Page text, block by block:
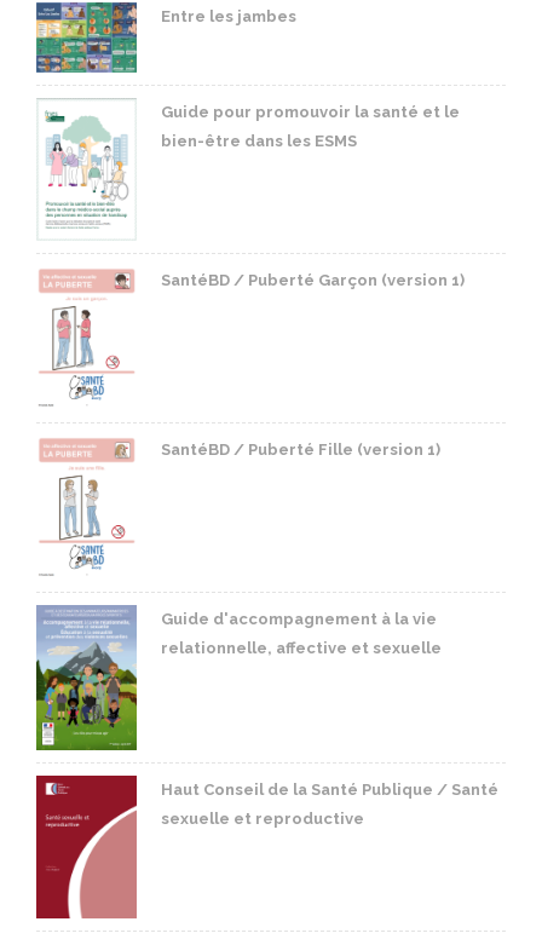
Entre les jambes
Guide pour promouvoir la santé et le
bien-être dans les ESMS
SantéBD / Puberté Garçon (version 1)
SantéBD / Puberté Fille (version 1)
Guide d'accompagnement à la vie
relationnelle, affective et sexuelle
Haut Conseil de la Santé Publique / Santé
sexuelle et reproductive